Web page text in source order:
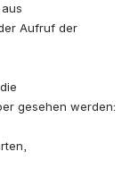
Aufruf der
gesehen werden: